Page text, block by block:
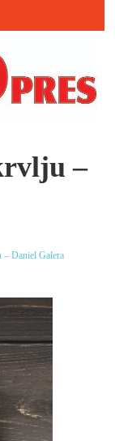
–
– Daniel Galera